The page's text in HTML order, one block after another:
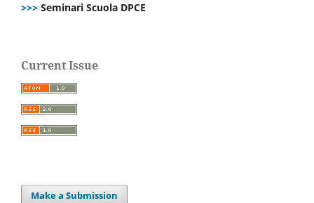
>>> Seminari Scuola DPCE
Current Issue
Make a Submission